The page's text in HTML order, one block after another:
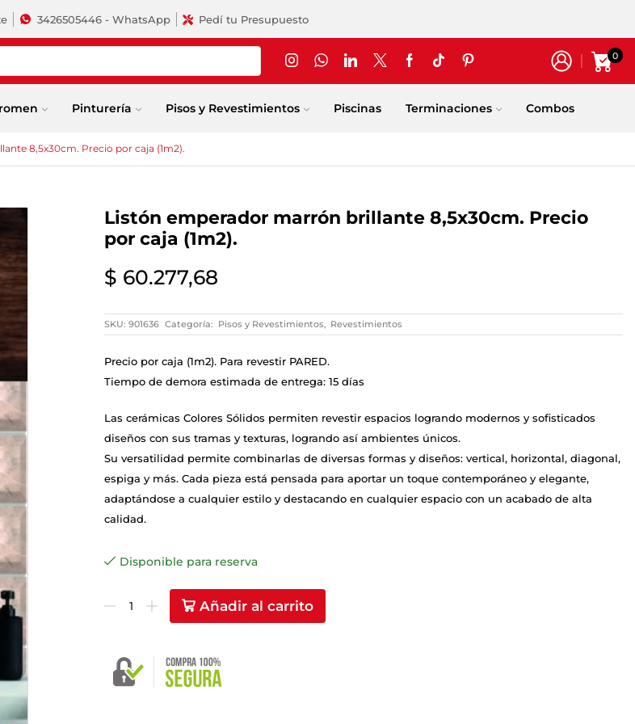
3426505446 - WhatsApp Pedí tu Presupuesto
0
Pinturería Pisos y Revestimientos Piscinas Terminaciones Combos
8,5x30cm. Precio por caja (1m2).
Listón emperador marrón brillante 8,5x30cm. Precio
por caja (1m2).
$ 60.277,68
SKU: 901636 Categoría: Pisos y Revestimientos, Revestimientos
Precio por caja (1m2). Para revestir PARED.
Tiempo de demora estimada de entrega: 15 días
Las cerámicas Colores Sólidos permiten revestir espacios logrando modernos y sofisticados
diseños con sus tramas y texturas, logrando así ambientes únicos.
Su versatilidad permite combinarlas de diversas formas y diseños: vertical, horizontal, diagonal,
espiga y más. Cada pieza está pensada para aportar un toque contemporáneo y elegante,
adaptándose a cualquier estilo y destacando en cualquier espacio con un acabado de alta
calidad.
Disponible para reserva
Añadir al carrito